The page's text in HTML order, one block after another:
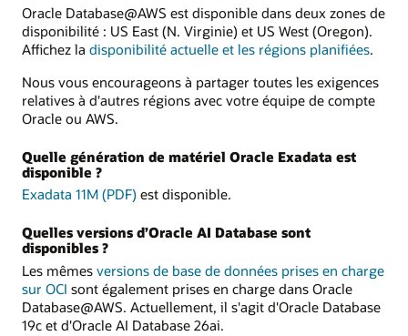
Oracle Database@AWS est disponible dans deux zones de
disponibilité : US East (N. Virginie) et US West (Oregon).
Affichez la disponibilité actuelle et les régions planifiées.
Nous vous encourageons à partager toutes les exigences
relatives à d'autres régions avec votre équipe de compte
Oracle ou AWS.
Quelle génération de matériel Oracle Exadata est
disponible ?
Exadata 11M (PDF) est disponible.
Quelles versions d’Oracle AI Database sont
disponibles ?
Les mêmes versions de base de données prises en charge
sur OCI sont également prises en charge dans Oracle
Database@AWS. Actuellement, il s'agit d'Oracle Database
19c et d'Oracle AI Database 26ai.